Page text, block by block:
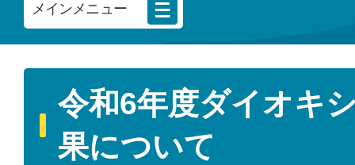
メインメニュー
令和6年度ダイオキ
果について